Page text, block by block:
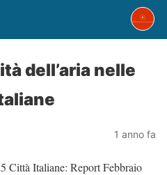
dell’aria nelle
1 anno fa
Città Italiane: Report Febbraio